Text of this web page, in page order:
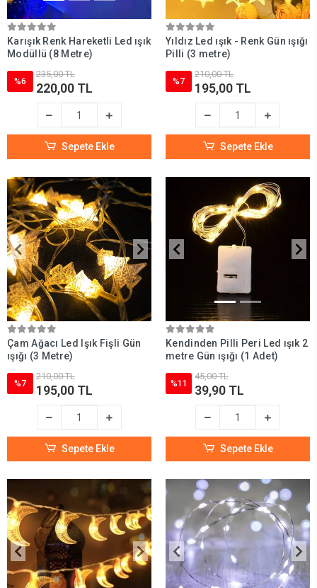
Karışık Renk Hareketli Led ışık
Modüllü (8 Metre)
%6
235,00 TL
220,00 TL
Sepete Ekle
Yıldız Led ışık - Renk Gün ışığı
Pilli (3 metre)
%7
210,00 TL
195,00 TL
Sepete Ekle
Çam Ağacı Led Işık Fişli Gün
ışığı (3 Metre)
%7
210,00 TL
195,00 TL
Sepete Ekle
Kendinden Pilli Peri Led ışık 2
metre Gün ışığı (1 Adet)
%11
45,00 TL
39,90 TL
Sepete Ekle